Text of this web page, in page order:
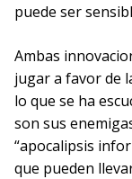
puede ser
Ambas
jugar a favor de
lo que se ha
son sus
“apocalipsis
que pueden